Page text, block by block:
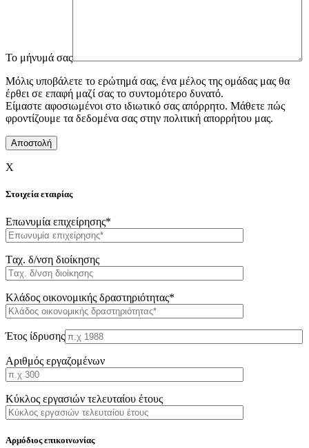
To μήνυμά σας
Μόλις υποβάλετε το ερώτημά σας, ένα μέλος της ομάδας μας θα
έρθει σε επαφή μαζί σας το συντομότερο δυνατό.
Είμαστε αφοσιωμένοι στο ιδιωτικό σας απόρρητο. Μάθετε πώς
φροντίζουμε τα δεδομένα σας στην πολιτική απορρήτου μας.
X
Στοιχεία εταιρίας
Επωνυμία επιχείρησης*
Tαχ. δ/νση διοίκησης
Κλάδος οικονομικής δραστηριότητας*
Έτος ίδρυσης
Αριθμός εργαζομένων
Κύκλος εργασιών τελευταίου έτους
Αρμόδιος επικοινωνίας